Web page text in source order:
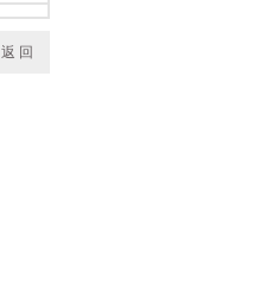
返 回